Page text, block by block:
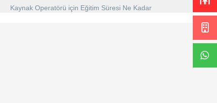
Kaynak Operatörü için Eğitim Süresi Ne Kadar